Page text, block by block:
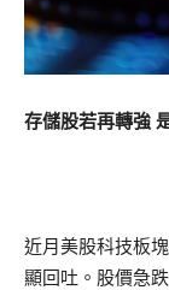
存儲股若再轉強
近月美股科技板
顯回吐。股價急